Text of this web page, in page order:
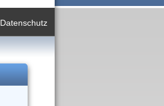
Datenschutz